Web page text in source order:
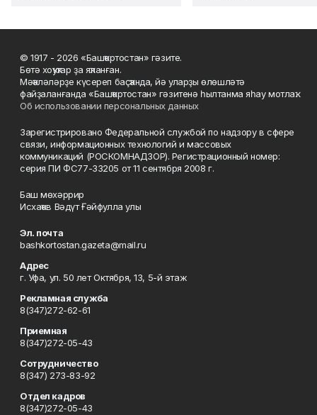
© 1917 - 2026 «Башҡортостан» гәзите.
Бөтә хоҡуҡтар ҙа яҡланған.
Мәҡәләләрҙе күсереп баҫҡанда, йә уларҙы өлөшләтә
файҙаланғанда «Башҡортостан» гәзитенә һылтанма яһау мотлаҡ.
Об использовании персональных данных
Зарегистрировано Федеральной службой по надзору в сфере
связи, информационных технологий и массовых
коммуникаций (РОСКОМНАДЗОР). Регистрационный номер:
серия ПИ ФС77-33205 от 11 сентября 2008 г.
Баш мөхәррир
Исхаҡов Вәдүт Ғәйфулла улы
Эл. почта
bashkortostan.gazeta@mail.ru
Адрес
г. Уфа, ул. 50 лет Октября, 13, 5-й этаж
Рекламная служба
8(347)272-62-61
Приемная
8(347)272-05-43
Сотрудничество
8(347) 273-83-92
Отдел кадров
8(347)272-05-43